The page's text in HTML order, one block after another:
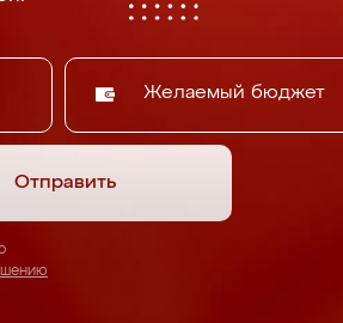
Желаемый бюджет
Отправить